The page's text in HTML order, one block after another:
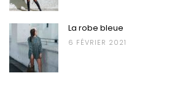
La robe bleue
6 FÉVRIER 2021